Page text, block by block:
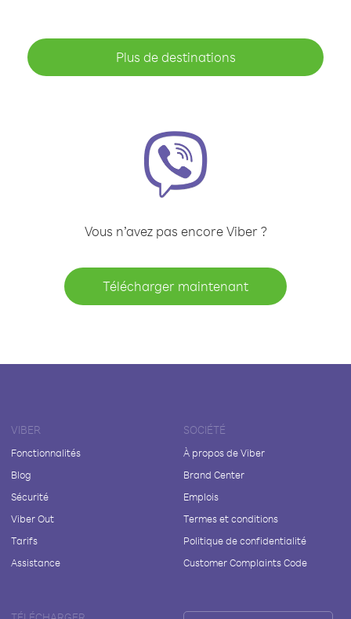
Plus de destinations
Vous n’avez pas encore Viber ?
Télécharger maintenant
VIBER
Fonctionnalités
Blog
Sécurité
Viber Out
Tarifs
Assistance
SOCIÉTÉ
À propos de Viber
Brand Center
Emplois
Termes et conditions
Politique de confidentialité
Customer Complaints Code